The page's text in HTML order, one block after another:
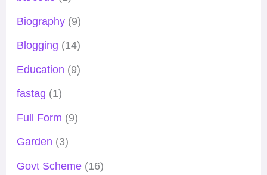
Biography(9)
Blogging (14)
Education (9)
fastag (1)
Full Form (9)
Garden (3)
Govt Scheme(16)